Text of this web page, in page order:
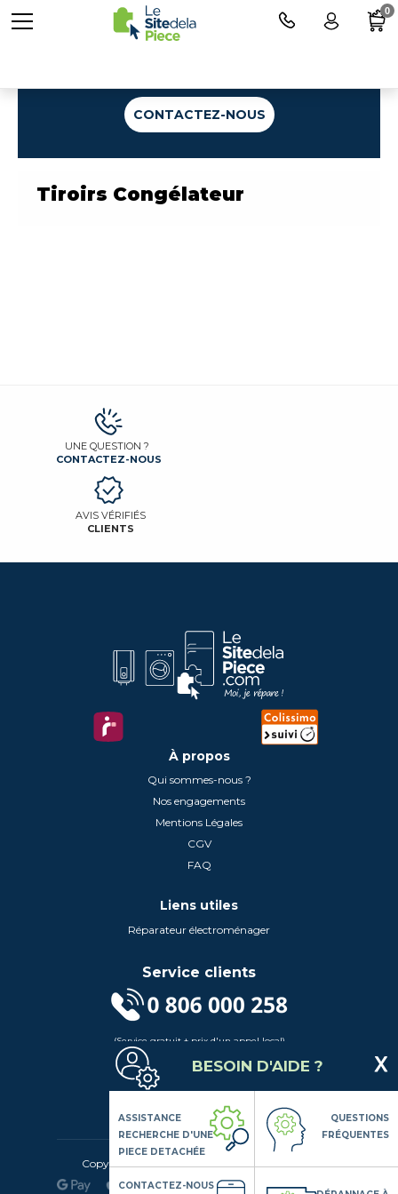
CONTACTEZ-NOUS
Tiroirs Congélateur
UNE QUESTION ?
CONTACTEZ-NOUS
AVIS VÉRIFIÉS
CLIENTS
À propos
Qui sommes-nous ?
Nos engagements
Mentions Légales
CGV
FAQ
Liens utiles
Réparateur électroménager
Service clients
(Service gratuit + prix d'un appel local)
Lundi au Vendredi de 9h à 18h
Contactez-Nous
Suivez-nous
0
Copyright© 2020 LSDLP, Tous droits réservés
BESOIN D'AIDE ?
ASSISTANCE
RECHERCHE D'UNE
PIECE DETACHÉE
QUESTIONS
FRÉQUENTES
CONTACTEZ-NOUS